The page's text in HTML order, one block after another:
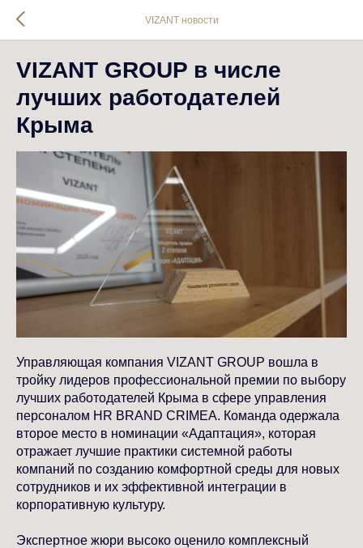
VIZANT новости
VIZANT GROUP в числе
лучших работодателей
Крыма
Управляющая компания VIZANT GROUP вошла в
тройку лидеров профессиональной премии по выбору
лучших работодателей Крыма в сфере управления
персоналом HR BRAND CRIMEA. Команда одержала
второе место в номинации «Адаптация», которая
отражает лучшие практики системной работы
компаний по созданию комфортной среды для новых
сотрудников и их эффективной интеграции в
корпоративную культуру.
Экспертное жюри высоко оценило комплексный